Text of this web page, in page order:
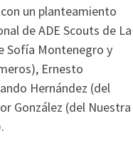
un planteamiento
de ADE Scouts de La
Sofía Montenegro y
Ernesto
Hernández (del
González (del Nuestra